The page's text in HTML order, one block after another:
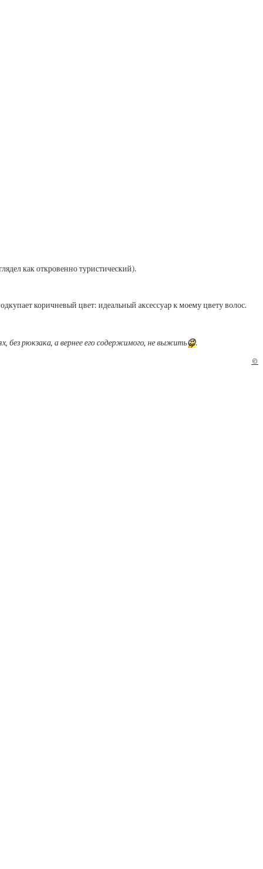
как откровенно туристический).
коричневый цвет: идеальный аксессуар к моему цвету волос.
без рюкзака, а вернее его содержимого, не выжить😉.
©